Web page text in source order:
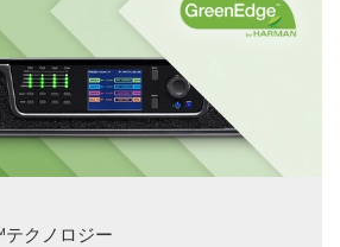
クノロジー